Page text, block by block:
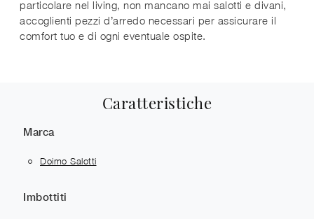
particolare nel living, non mancano mai salotti e divani,
accoglienti pezzi d’arredo necessari per assicurare il
comfort tuo e di ogni eventuale ospite.
Caratteristiche
Marca
Doimo Salotti
Imbottiti